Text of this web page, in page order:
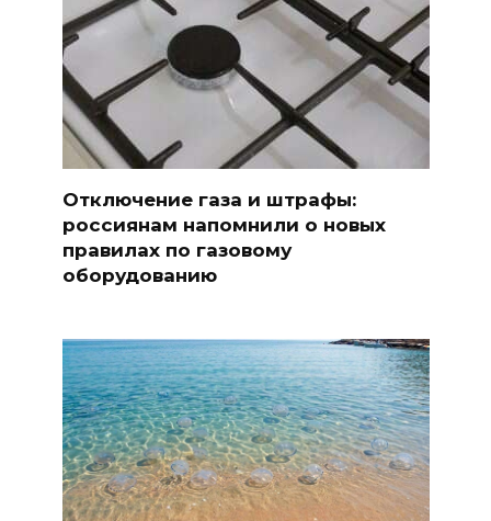
Отключение газа и штрафы:
россиянам напомнили о новых
правилах по газовому
оборудованию